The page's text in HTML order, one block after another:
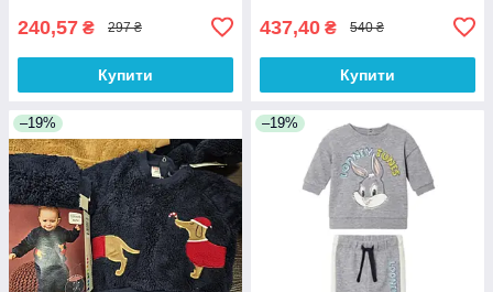
240,57 ₴ 297 ₴
Купити
437,40 ₴ 540 ₴
Купити
–19% –19%